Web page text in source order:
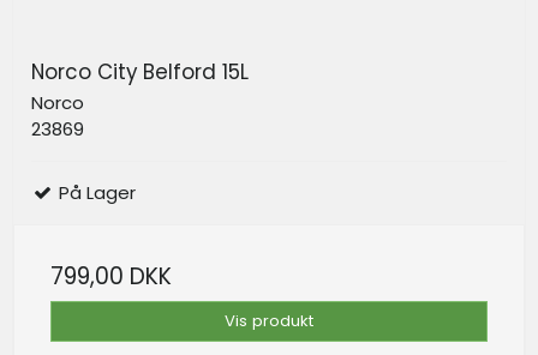
Norco City Belford 15L
Norco
23869
På Lager
799,00 DKK
Vis produkt